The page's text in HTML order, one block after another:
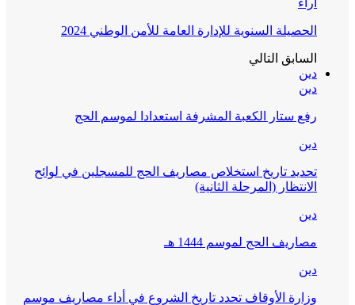
آراء
الحصيلة السنوية للإدارة العامة للأمن الوطني 2024
السابق التالي
دين
دين
رفع ستار الكعبة المشرفة استعدادا لموسم الحج
دين
تحديد تاريخ استخلاص مصاريف الحج للمسجلين في لوائح
الانتظار (المرحلة الثانية)
دين
مصاريف الحج لموسم 1444 هـ
دين
وزارة الأوقاف تحدد تاريخ الشروع في أداء مصاريف موسم